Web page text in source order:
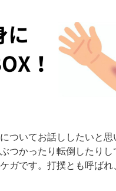
ついてお話ししたいと思
つかったり転倒したりし
ガです。打撲とも呼ばれ